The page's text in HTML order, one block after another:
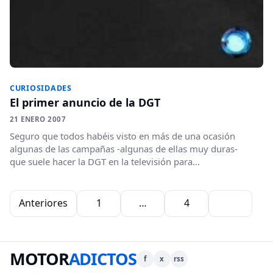
CURIOSIDADES
El primer anuncio de la DGT
21 ENERO 2007
Seguro que todos habéis visto en más de una ocasión
algunas de las campañas -algunas de ellas muy duras-
que suele hacer la DGT en la televisión para...
Paginación de entradas
Anteriores 1 … 4
MOTORADICTOS f x rss